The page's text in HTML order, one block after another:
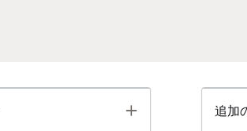
Toggle 追加